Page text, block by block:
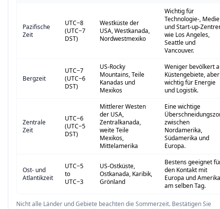
Pazifische
Zeit
UTC−8
(UTC−7
DST)
Westküste der
USA, Westkanada,
Nordwestmexiko
Wichtig für
Technologie-,
und Start-up-
wie Los Angeles,
Seattle und
Vancouver.
Bergzeit
UTC−7
(UTC−6
DST)
US-Rocky
Mountains, Teile
Kanadas und
Mexikos
Weniger bevölkert
Küstengebiete, aber
wichtig für Energie
und Logistik.
Zentrale
Zeit
UTC−6
(UTC−5
DST)
Mittlerer Westen
der USA,
Zentralkanada,
weite Teile
Mexikos,
Mittelamerika
Eine wichtige
zwischen
Nordamerika,
Südamerika und
Europa.
Ost- und
Atlantikzeit
UTC−5
to
UTC−3
US-Ostküste,
Ostkanada, Karibik,
Grönland
Bestens geeignet
den Kontakt mit
Europa und Amerika
am selben Tag.
Nicht alle Länder und Gebiete beachten die Sommerzeit. Bestätigen Sie